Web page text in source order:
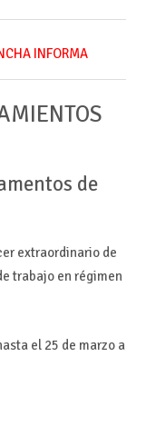
INFORMA
de
extraordinario de
trabajo en régimen
el 25 de marzo a